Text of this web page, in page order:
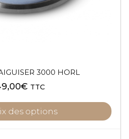
3000 HORL
€ TTC
des options